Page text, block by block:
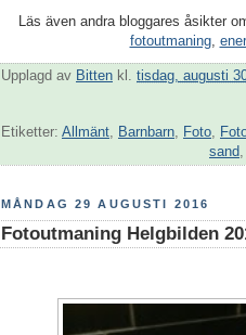
Läs även andra bloggares åsikter
fotoutmaning,
Upplagd av Bitten kl. tisdag, augusti
Etiketter: Allmänt, Barnbarn, Foto,
sand,
MÅNDAG 29 AUGUSTI 2016
Fotoutmaning Helgbilden